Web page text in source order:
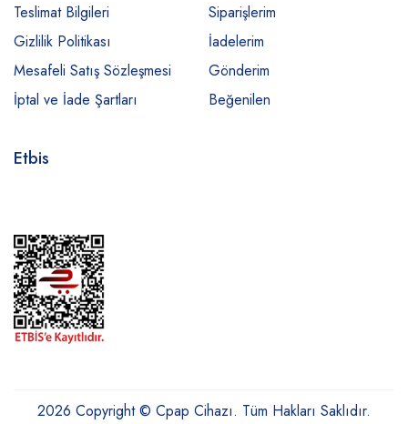
Teslimat Bilgileri
Gizlilik Politikası
Mesafeli Satış Sözleşmesi
İptal ve İade Şartları
Siparişlerim
İadelerim
Gönderim
Beğenilen
Etbis
2026 Copyright © Cpap Cihazı. Tüm Hakları Saklıdır.